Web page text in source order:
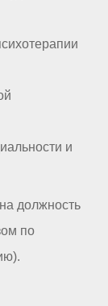
и
должность
по